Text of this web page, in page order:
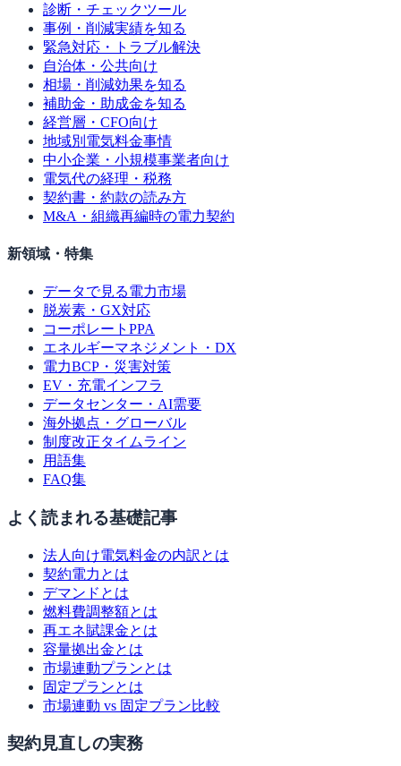
診断・チェックツール
事例・削減実績を知る
緊急対応・トラブル解決
自治体・公共向け
相場・削減効果を知る
補助金・助成金を知る
経営層・CFO向け
地域別電気料金事情
中小企業・小規模事業者向け
電気代の経理・税務
契約書・約款の読み方
M&A・組織再編時の電力契約
新領域・特集
データで見る電力市場
脱炭素・GX対応
コーポレートPPA
エネルギーマネジメント・DX
電力BCP・災害対策
EV・充電インフラ
データセンター・AI需要
海外拠点・グローバル
制度改正タイムライン
用語集
FAQ集
よく読まれる基礎記事
法人向け電気料金の内訳とは
契約電力とは
デマンドとは
燃料費調整額とは
再エネ賦課金とは
容量拠出金とは
市場連動プランとは
固定プランとは
市場連動 vs 固定プラン比較
契約見直しの実務